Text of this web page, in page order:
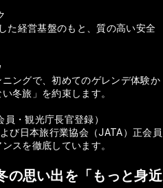
た経営基盤のもと、質の高い安全
ングで、初めてのゲレンデ体験か
冬旅」を約束します。
・観光庁長官登録）
び日本旅行業協会（JATA）正会員
スを徹底しています。
の思い出を「もっと身近